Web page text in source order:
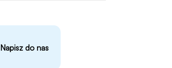
Napisz do nas